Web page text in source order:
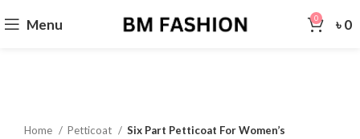
Menu 0 ৳0
Home Petticoat Six Part Petticoat For Women’s